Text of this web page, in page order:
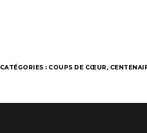
CATÉGORIES : COUPS DE CŒUR ,